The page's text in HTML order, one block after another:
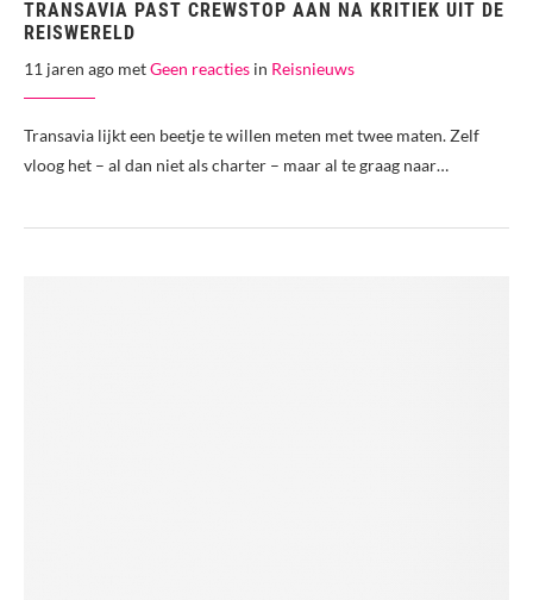
TRANSAVIA PAST CREWSTOP AAN NA KRITIEK UIT DE
REISWERELD
11 jaren ago metGeen reacties in Reisnieuws
Transavia lijkt een beetje te willen meten met twee maten. Zelf
vloog het – al dan niet als charter – maar al te graag naar…